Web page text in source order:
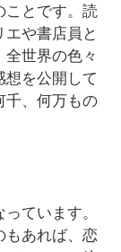
ことです。読
や書店員と
世界の色々
想を公開して
千、何万もの
ています。
もあれば、恋